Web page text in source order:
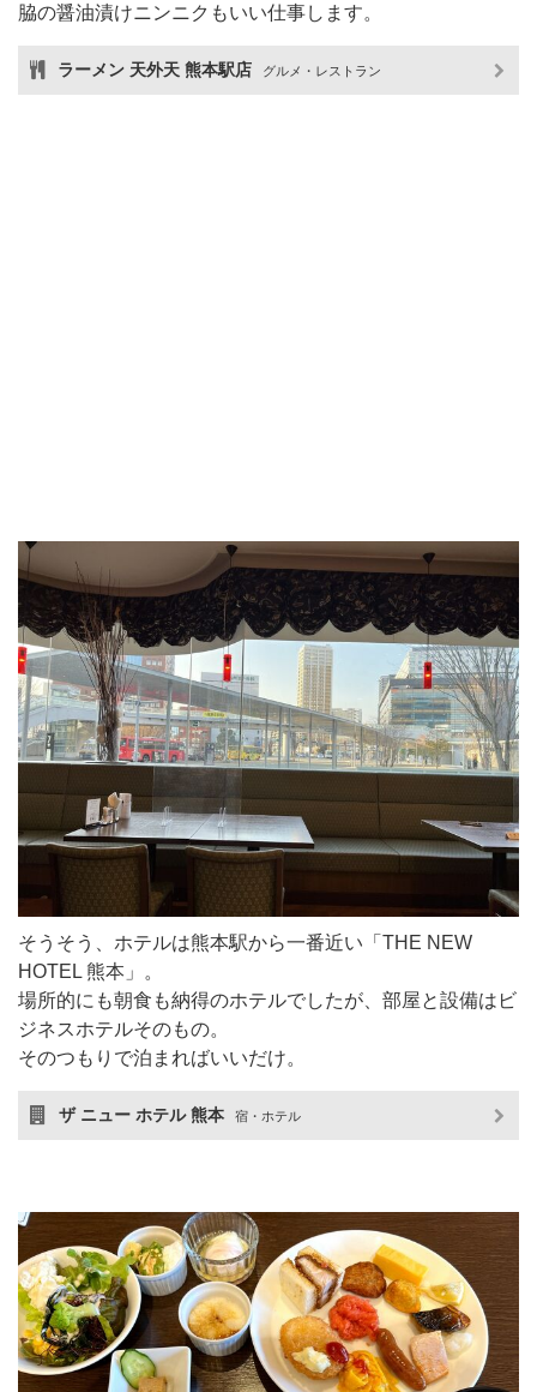
脇の醤油漬けニンニクもいい仕事します。
ラーメン 天外天 熊本駅店 グルメ・レストラン
そうそう、ホテルは熊本駅から一番近い「THE NEW
HOTEL 熊本」。
場所的にも朝食も納得のホテルでしたが、部屋と設備はビ
ジネスホテルそのもの。
そのつもりで泊まればいいだけ。
ザ ニュー ホテル 熊本 宿・ホテル